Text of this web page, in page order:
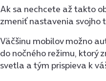
Ak sa nechcete až takto
zmeniť nastavenia svojho
Väčšinu mobilov možno
do nočného režimu, ktorý
svetla a tým prispieva k